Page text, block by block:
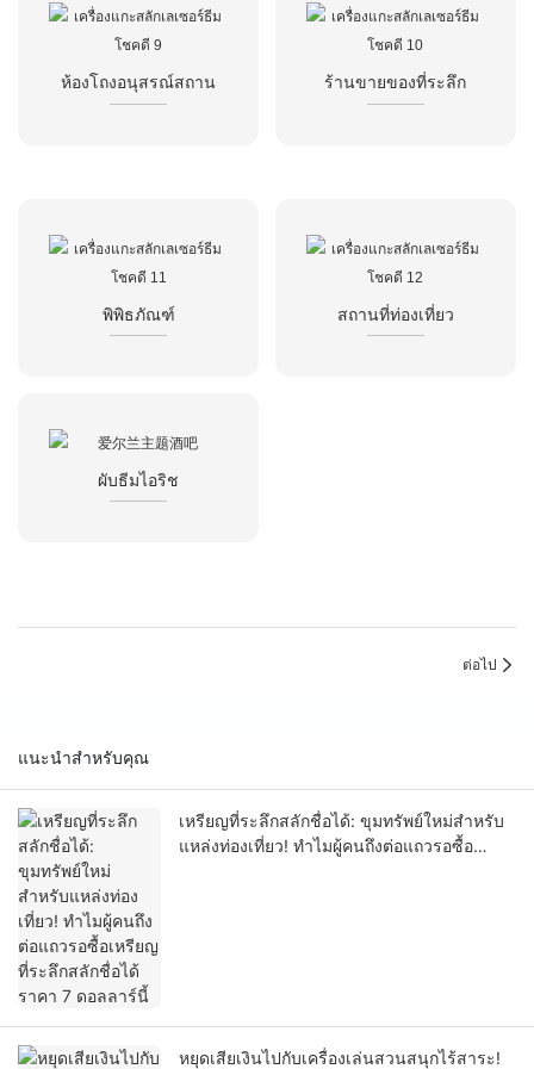
ห้องโถงอนุสรณ์สถาน ร้านขายของที่ระลึก
พิพิธภัณฑ์ สถานที่ท่องเที่ยว
ผับธีมไอริช
ต่อไป
แนะนำสำหรับคุณ
เหรียญที่ระลึกสลักชื่อได้: ขุมทรัพย์ใหม่สำหรับ
แหล่งท่องเที่ยว! ทำไมผู้คนถึงต่อแถวรอซื้อ
หยุดเสียเงินไปกับเครื่องเล่นสวนสนุกไร้สาระ!